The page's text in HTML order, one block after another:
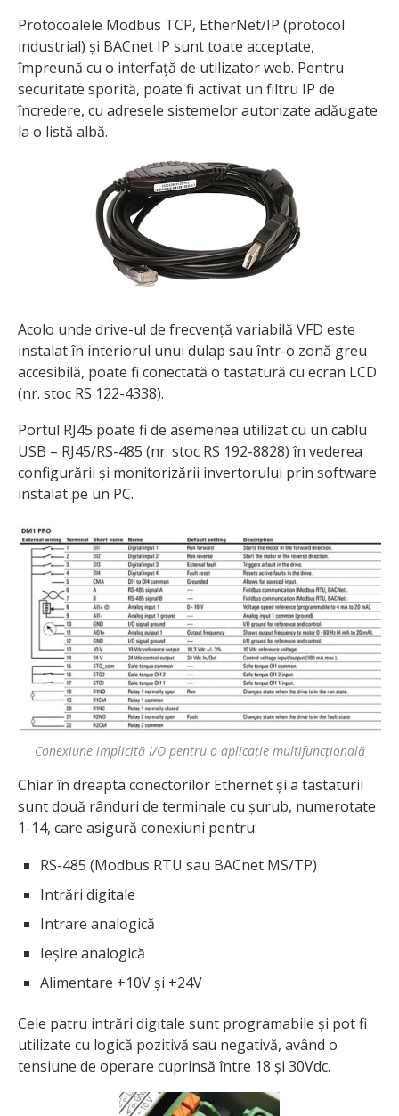
Protocoalele Modbus TCP, EtherNet/IP (protocol
industrial) și BACnet IP sunt toate acceptate,
împreună cu o interfață de utilizator web. Pentru
securitate sporită, poate fi activat un filtru IP de
încredere, cu adresele sistemelor autorizate adăugate
la o listă albă.
Acolo unde drive-ul de frecvență variabilă VFD este
instalat în interiorul unui dulap sau într-o zonă greu
accesibilă, poate fi conectată o tastatură cu ecran LCD
(nr. stoc RS 122-4338).
Portul RJ45 poate fi de asemenea utilizat cu un cablu
USB – RJ45/RS-485 (nr. stoc RS 192-8828) în vederea
configurării și monitorizării invertorului prin software
instalat pe un PC.
Conexiune implicită I/O pentru o aplicație multifuncțională
Chiar în dreapta conectorilor Ethernet și a tastaturii
sunt două rânduri de terminale cu șurub, numerotate
1-14, care asigură conexiuni pentru:
RS-485 (Modbus RTU sau BACnet MS/TP)
Intrări digitale
Intrare analogică
Ieșire analogică
Alimentare +10V și +24V
Cele patru intrări digitale sunt programabile și pot fi
utilizate cu logică pozitivă sau negativă, având o
tensiune de operare cuprinsă între 18 și 30Vdc.